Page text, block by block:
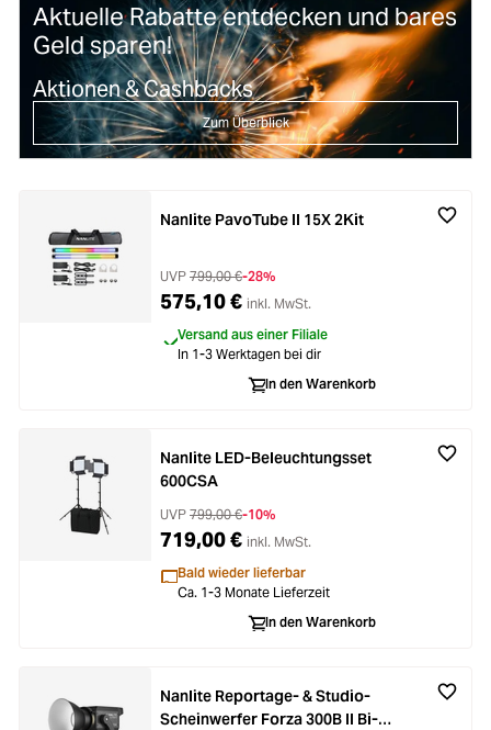
Aktuelle Rabatte entdecken und bares
Geld sparen!
Aktionen & Cashbacks
Zum Überblick
Nanlite PavoTube II 15X 2Kit
UVP 799,00 €-28%
575,10 € inkl. MwSt.
Versand aus einer Filiale
In 1-3 Werktagen bei dir
In den Warenkorb
Nanlite LED-Beleuchtungsset
600CSA
UVP 799,00 €-10%
719,00 € inkl. MwSt.
Bald wieder lieferbar
Ca. 1-3 Monate Lieferzeit
In den Warenkorb
Nanlite Reportage- & Studio-
Scheinwerfer Forza 300B II Bi-